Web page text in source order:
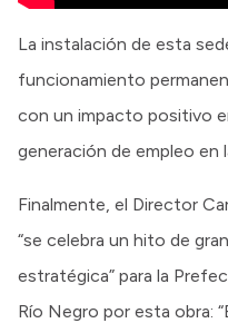
La instalación de esta
funcionamiento
con un impacto positivo
generación de empleo en
Finalmente, el Director
“se celebra un hito de
estratégica” para la
Río Negro por esta obra: